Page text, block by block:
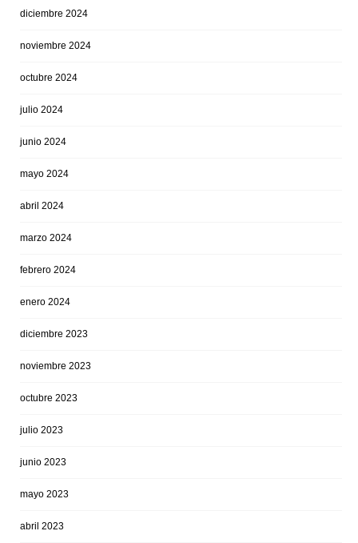
diciembre 2024
noviembre 2024
octubre 2024
julio 2024
junio 2024
mayo 2024
abril 2024
marzo 2024
febrero 2024
enero 2024
diciembre 2023
noviembre 2023
octubre 2023
julio 2023
junio 2023
mayo 2023
abril 2023